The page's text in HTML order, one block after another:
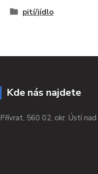
pití/jídlo
Kde nás najdete
Přívrat, 560 02, okr. Ústí nad